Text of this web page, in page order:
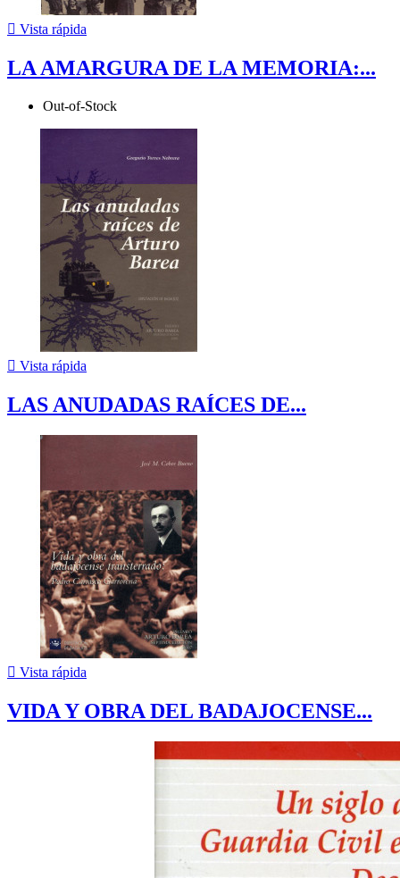
 Vista rápida
LA AMARGURA DE LA MEMORIA:...
Out-of-Stock
 Vista rápida
LAS ANUDADAS RAÍCES DE...
 Vista rápida
VIDA Y OBRA DEL BADAJOCENSE...